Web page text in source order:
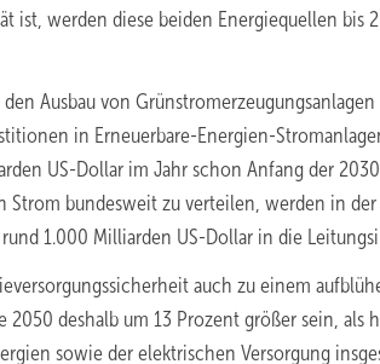
ist, werden diese beiden Energiequellen bis
Ausbau von
in Erneuerbare-Energien-
US-Dollar im Jahr schon Anfang der
bundesweit zu verteilen, werden in der
1.000 Milliarden US-Dollar in die
auch zu einem
deshalb um 13 Prozent größer sein, als
sowie der elektrischen Versorgung